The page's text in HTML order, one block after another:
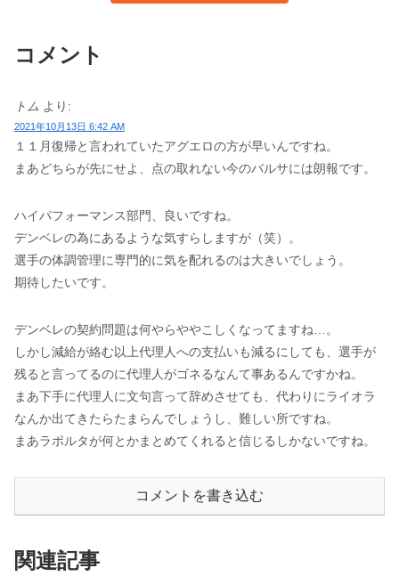
コメント
トム より:
2021年10月13日 6:42 AM
１１月復帰と言われていたアグエロの方が早いんですね。
まあどちらが先にせよ、点の取れない今のバルサには朗報です。
ハイパフォーマンス部門、良いですね。
デンベレの為にあるような気すらしますが（笑）。
選手の体調管理に専門的に気を配れるのは大きいでしょう。
期待したいです。
デンベレの契約問題は何やらややこしくなってますね…。
しかし減給が絡む以上代理人への支払いも減るにしても、選手が
残ると言ってるのに代理人がゴネるなんて事あるんですかね。
まあ下手に代理人に文句言って辞めさせても、代わりにライオラ
なんか出てきたらたまらんでしょうし、難しい所ですね。
まあラポルタが何とかまとめてくれると信じるしかないですね。
コメントを書き込む
関連記事